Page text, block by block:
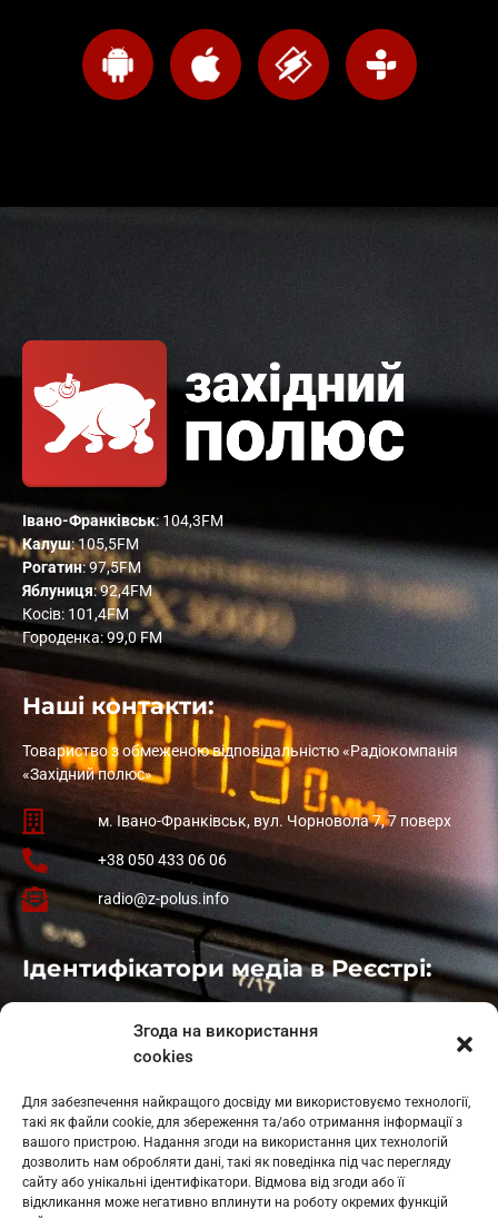
Згода на використання
cookies
Для забезпечення найкращого досвіду ми використовуємо технології,
такі як файли cookie, для збереження та/або отримання інформації з
вашого пристрою. Надання згоди на використання цих технологій
дозволить нам обробляти дані, такі як поведінка під час перегляду
сайту або унікальні ідентифікатори. Відмова від згоди або її
відкликання може негативно вплинути на роботу окремих функцій
Івано-Франківськ: 104,3FM
Калуш: 105,5FM
Рогатин: 97,5FM
Яблуниця: 92,4FM
Косів: 101,4FM
Городенка: 99,0 FM
Наші контакти:
Товариство з обмеженою відповідальністю «Радіокомпанія
«Західний полюс»
м. Івано-Франківськ, вул. Чорновола 7, 7 поверх
+38 050 433 06 06
radio@z-polus.info
Ідентифікатори медіа в Реєстрі:
: L11-01410
: L11-01801
Косів: L11-01805
Гарасимів: L11-02274